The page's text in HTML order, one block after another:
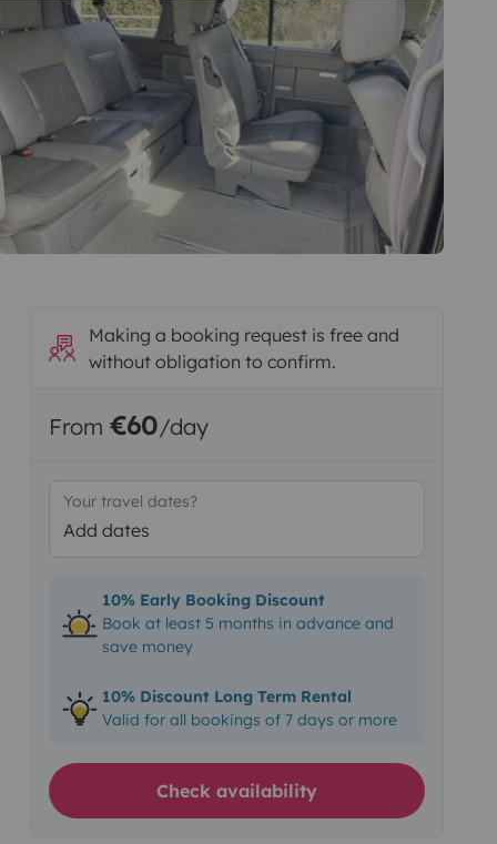
Making a booking request is free and
without obligation to confirm.
From €60/day
Your travel dates?
Add dates
10% Early Booking Discount
Book at least 5 months in advance and
save money
10% Discount Long Term Rental
Valid for all bookings of 7 days or more
Check availability